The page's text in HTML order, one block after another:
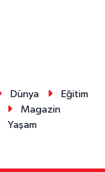
Dünya
Eğitim
Magazin
Yaşam